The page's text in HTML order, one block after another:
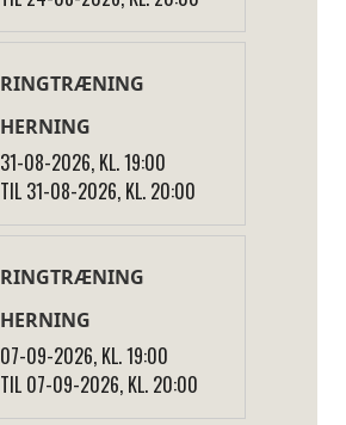
RINGTRÆNING
HERNING
31-08-2026, KL. 19:00
TIL 31-08-2026, KL. 20:00
RINGTRÆNING
HERNING
07-09-2026, KL. 19:00
TIL 07-09-2026, KL. 20:00